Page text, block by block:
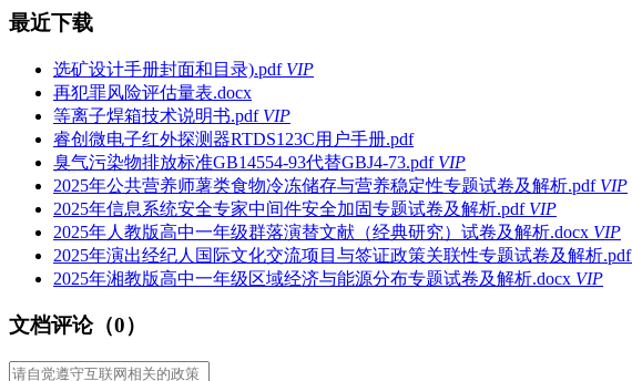
最近下载
选矿设计手册封面和目录).pdf VIP
再犯罪风险评估量表.docx
等离子焊箱技术说明书.pdf VIP
睿创微电子红外探测器RTDS123C用户手册.pdf
臭气污染物排放标准GB14554-93代替GBJ4-73.pdf VIP
2025年公共营养师薯类食物冷冻储存与营养稳定性专题试卷及解析.pdf VIP
2025年信息系统安全专家中间件安全加固专题试卷及解析.pdf VIP
2025年人教版高中一年级群落演替文献（经典研究）试卷及解析.docx VIP
2025年演出经纪人国际文化交流项目与签证政策关联性专题试卷及解析.pdf
2025年湘教版高中一年级区域经济与能源分布专题试卷及解析.docx VIP
文档评论（0）